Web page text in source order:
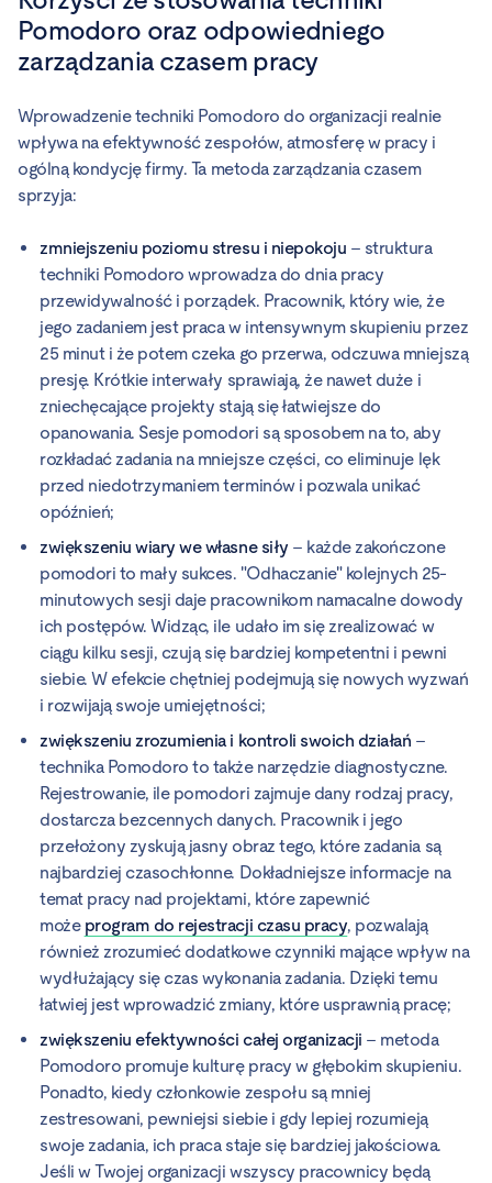
Pomodoro oraz odpowiedniego
zarządzania czasem pracy
Wprowadzenie techniki Pomodoro do organizacji realnie
wpływa na efektywność zespołów, atmosferę w pracy i
ogólną kondycję firmy. Ta metoda zarządzania czasem
sprzyja:
zmniejszeniu poziomu stresu i niepokoju – struktura
techniki Pomodoro wprowadza do dnia pracy
przewidywalność i porządek. Pracownik, który wie, że
jego zadaniem jest praca w intensywnym skupieniu przez
25 minut i że potem czeka go przerwa, odczuwa mniejszą
presję. Krótkie interwały sprawiają, że nawet duże i
zniechęcające projekty stają się łatwiejsze do
opanowania. Sesje pomodori są sposobem na to, aby
rozkładać zadania na mniejsze części, co eliminuje lęk
przed niedotrzymaniem terminów i pozwala unikać
opóźnień;
zwiększeniu wiary we własne siły – każde zakończone
pomodori to mały sukces. "Odhaczanie" kolejnych 25-
minutowych sesji daje pracownikom namacalne dowody
ich postępów. Widząc, ile udało im się zrealizować w
ciągu kilku sesji, czują się bardziej kompetentni i pewni
siebie. W efekcie chętniej podejmują się nowych wyzwań
i rozwijają swoje umiejętności;
zwiększeniu zrozumienia i kontroli swoich działań –
technika Pomodoro to także narzędzie diagnostyczne.
Rejestrowanie, ile pomodori zajmuje dany rodzaj pracy,
dostarcza bezcennych danych. Pracownik i jego
przełożony zyskują jasny obraz tego, które zadania są
najbardziej czasochłonne. Dokładniejsze informacje na
temat pracy nad projektami, które zapewnić
może program do rejestracji czasu pracy, pozwalają
również zrozumieć dodatkowe czynniki mające wpływ na
wydłużający się czas wykonania zadania. Dzięki temu
łatwiej jest wprowadzić zmiany, które usprawnią pracę;
zwiększeniu efektywności całej organizacji – metoda
Pomodoro promuje kulturę pracy w głębokim skupieniu.
Ponadto, kiedy członkowie zespołu są mniej
zestresowani, pewniejsi siebie i gdy lepiej rozumieją
swoje zadania, ich praca staje się bardziej jakościowa.
Jeśli w Twojej organizacji wszyscy pracownicy będą